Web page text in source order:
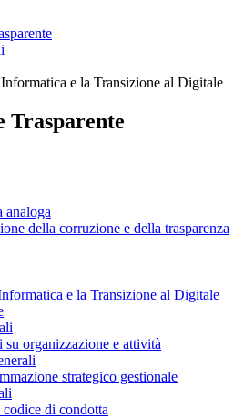
e la Transizione al Digitale
Trasparente
analoga
della corruzione e della trasparenza
e la Transizione al Digitale
organizzazione e attività
strategico gestionale
di condotta